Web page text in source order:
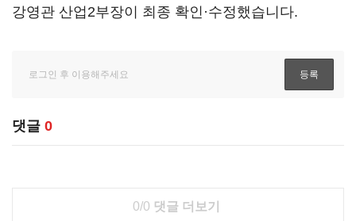
강영관 산업2부장이 최종 확인·수정했습니다.
댓글 0
0/0 댓글 더보기